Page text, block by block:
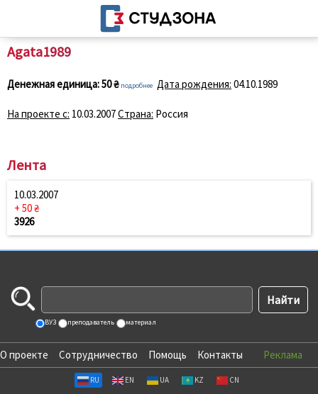
Agata1989
Денежная единица:50 ₴ подробнее Дата рождения: 04.10.1989
На проекте с: 10.03.2007Страна: Россия
Лента
10.03.2007
+ 50 ₴
3926
ВУЗ преподаватель материал
О проекте Сотрудничество Помощь Контакты Реклама
RU EN UA KZ CN